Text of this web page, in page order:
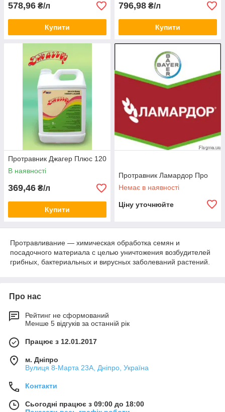
578,96 ₴/л
Купити
796,98 ₴/л
Купити
Протравник Джагер Плюс 120
В наявності
369,46 ₴/л
Купити
Протравник Ламардор Про
Немає в наявності
Ціну уточнюйте
Протравливание — химическая обработка семян и
посадочного материала с целью уничтожения возбудителей
грибных, бактериальных и вирусных заболеваний растений.
Про нас
Рейтинг не сформований
Менше 5 відгуків за останній рік
Працює з 12.01.2017
м. Дніпро
Вулиця 8-Марта 23А, Дніпро, Україна
Контакти
Сьогодні працює з 09:00 до 18:00